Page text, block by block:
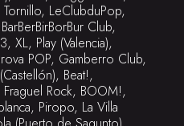
LeClubduPop,
Club,
XL, Play (Valencia),
POP, Gamberro Club,
Beat!,
Rock, BOOM!,
Piropo, La Villa